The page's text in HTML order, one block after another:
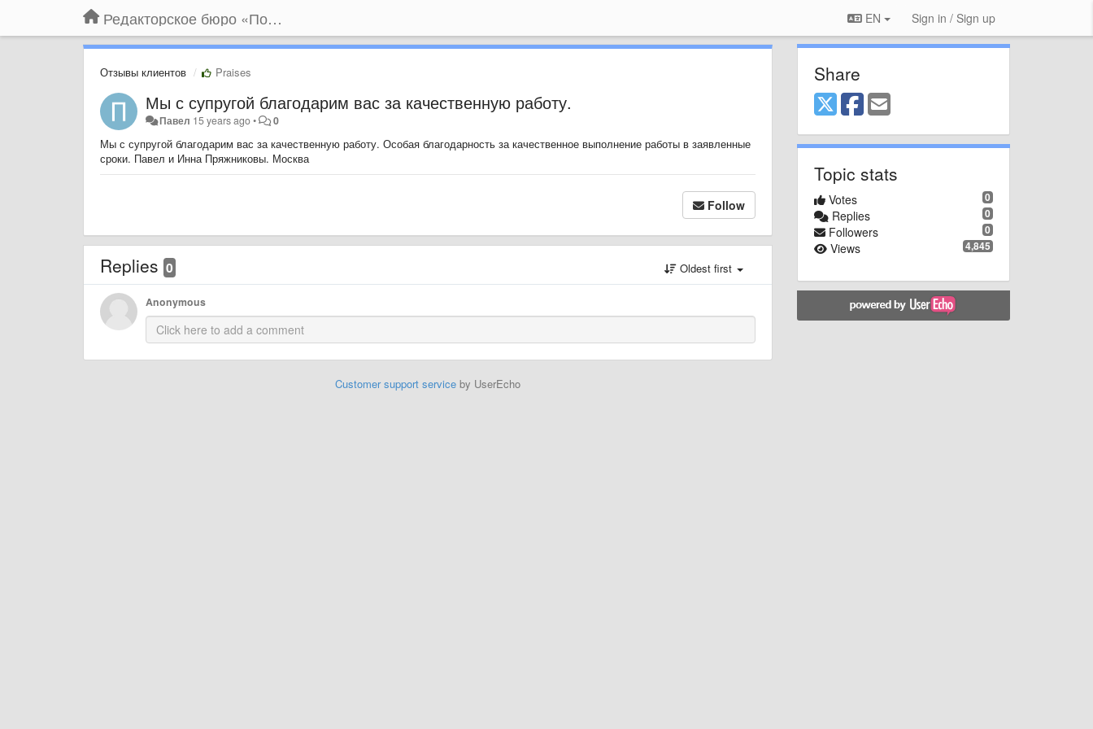
Редакторское бюро «По правилам» EN Sign in / Sign up
Отзывы клиентов Praises
Мы с супругой благодарим вас за качественную работу.
Павел 15 years ago• 0
Мы с супругой благодарим вас за качественную работу. Особая благодарность за качественное выполнение работы в заявленные
сроки. Павел и Инна Пряжниковы. Москва
Follow
Replies 0 Oldest first
Anonymous
Customer support serviceby UserEcho
Share
Topic stats
0
Votes
0
Replies
0
Followers
4,845
Views